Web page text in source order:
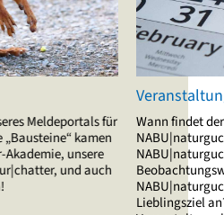
nächste Online-Vortrag der
Akademie statt? Richtet
bald wieder einen
aus? Wann bietet
Reisen eine Reise zu Ihrem
Das und mehr verrät Ihnen unser